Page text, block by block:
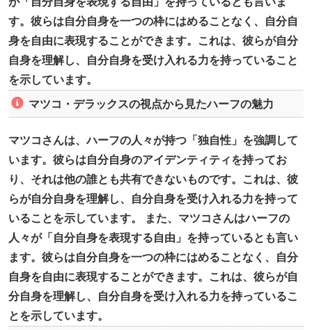
す。彼らは自分自身を一つの枠にはめることなく、自分自
身を自由に表現することができます。これは、彼らが自分
自身を理解し、自分自身を受け入れる力を持っていること
を示しています。
マツコ・デラックスの視点から見たハーフの魅力
マツコさんは、ハーフの人々が持つ「独自性」を強調して
います。彼らは自分自身のアイデンティティを持ってお
り、それは他の誰とも共有できないものです。これは、彼
らが自分自身を理解し、自分自身を受け入れる力を持って
いることを示しています。 また、マツコさんはハーフの
人々が「自分自身を表現する自由」を持っているとも言い
ます。彼らは自分自身を一つの枠にはめることなく、自分
自身を自由に表現することができます。これは、彼らが自
分自身を理解し、自分自身を受け入れる力を持っているこ
とを示しています。